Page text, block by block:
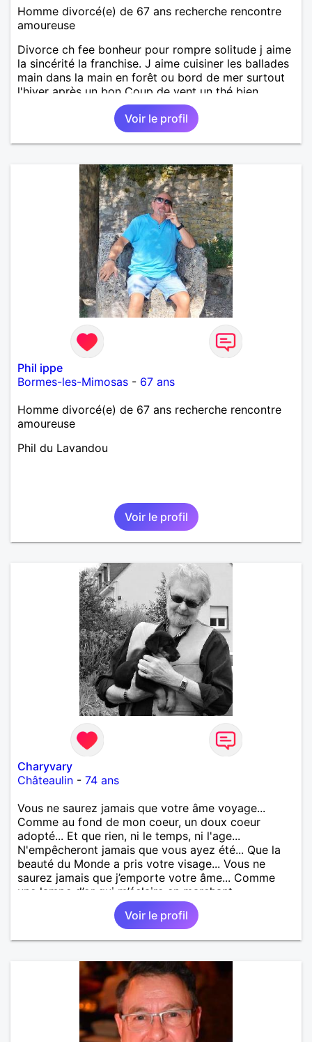
Homme divorcé(e) de 67 ans recherche rencontre
amoureuse
Divorce ch fee bonheur pour rompre solitude j aime
la sincérité la franchise. J aime cuisiner les ballades
main dans la main en forêt ou bord de mer surtout
l'hiver après un bon Coup de vent un thé bien
chaud.pour le reste a découvrir
Voir le profil
Phil ippe
Bormes-les-Mimosas - 67 ans
Homme divorcé(e) de 67 ans recherche rencontre
amoureuse
Phil du Lavandou
Voir le profil
Charyvary
Châteaulin - 74 ans
Vous ne saurez jamais que votre âme voyage...
Comme au fond de mon coeur, un doux coeur
adopté... Et que rien, ni le temps, ni l'age...
N'empêcheront jamais que vous ayez été... Que la
beauté du Monde a pris votre visage... Vous ne
saurez jamais que j’emporte votre âme... Comme
une lampe d’or qui m’éclaire en marchant...
Voir le profil